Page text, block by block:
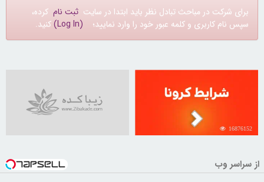
برای شرکت در مباحث تبادل نظر باید ابتدا در سایت ثبت نام کرده،
سپس نام کاربری و کلمه عبور خود را وارد نمایید؛ (Log In) کنید.
16876152
از سراسر وب